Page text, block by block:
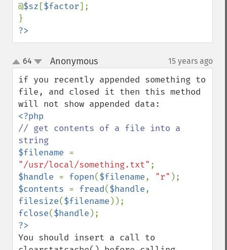
@$sz [$factor];
?>
up
down
64 Anonymous¶ 15 years ago
if you recently appended something to
file, and closed it then this method
// get contents of a file into a
$filename
"/usr/local/something.txt"
$handle = fopen($filename, "r"
$contents = fread($handle
filesize($filename
fclose($handle
You should insert a call to